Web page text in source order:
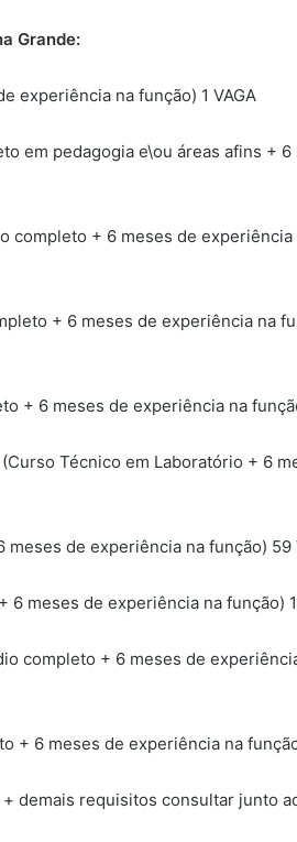
Grande:
experiência na função) 1 VAGA
em pedagogia e\ou áreas afins + 6
completo + 6 meses de
+ 6 meses de experiência na
+ 6 meses de experiência na
(Curso Técnico em Laboratório + 6
meses de experiência na função) 59
6 meses de experiência na função) 1
completo + 6 meses de
+ 6 meses de experiência na
demais requisitos consultar junto